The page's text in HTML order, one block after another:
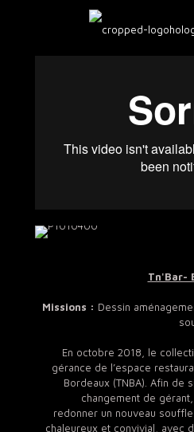
Tn'Bar-
Missions : Dessin
En octobre 2018, le
gérance de l’espace
Bordeaux (TNBA). Afin de
changement de
redonner un nouveau
chaleureux et convivial, avec